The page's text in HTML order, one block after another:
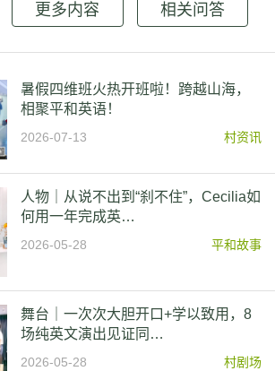
更多内容 相关问答
暑假四维班火热开班啦！跨越山海，
相聚平和英语！
2026-07-13 村资讯
人物｜从说不出到“刹不住”，Cecilia如
何用一年完成英…
2026-05-28 平和故事
舞台｜一次次大胆开口+学以致用，8
场纯英文演出见证同…
2026-05-28 村剧场